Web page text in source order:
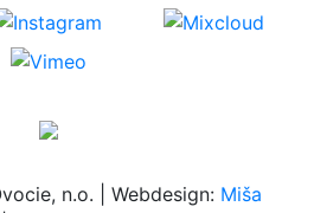
n.o. | Webdesign: Miša